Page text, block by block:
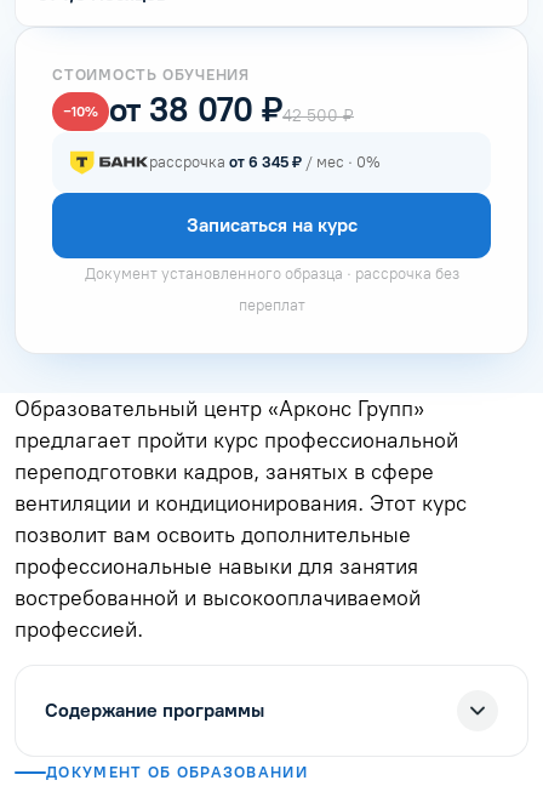
СТОИМОСТЬ ОБУЧЕНИЯ
−10% от 38 070 ₽42 500 ₽
рассрочка от 6 345 ₽ / мес · 0%
Записаться на курс
Документ установленного образца · рассрочка без
переплат
Образовательный центр «Арконс Групп»
предлагает пройти курс профессиональной
переподготовки кадров, занятых в сфере
вентиляции и кондиционирования. Этот курс
позволит вам освоить дополнительные
профессиональные навыки для занятия
востребованной и высокооплачиваемой
профессией.
Содержание программы
ДОКУМЕНТ ОБ ОБРАЗОВАНИИ